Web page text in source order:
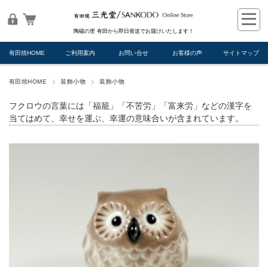
陶磁の里 有田から即日発送でお届けいたします！
有田焼HOME ご利用案内 お問い合せ お客様の声 サイトマップ
有田焼HOME 装飾小物 装飾小物
フクロウの言葉には「福籠」「不苦労」「富来労」などの漢字を
当てはめて、幸せを運ぶ、幸運の意味合いが含まれています。